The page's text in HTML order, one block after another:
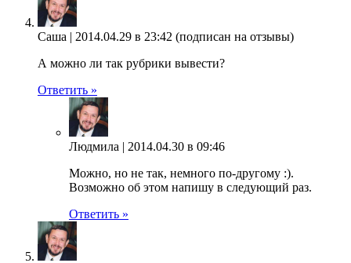
Саша | 2014.04.29 в 23:42 (подписан на отзывы)
А можно ли так рубрики вывести?
Ответить »
Людмила | 2014.04.30 в 09:46
Можно, но не так, немного по-другому :).
Возможно об этом напишу в следующий раз.
Ответить »